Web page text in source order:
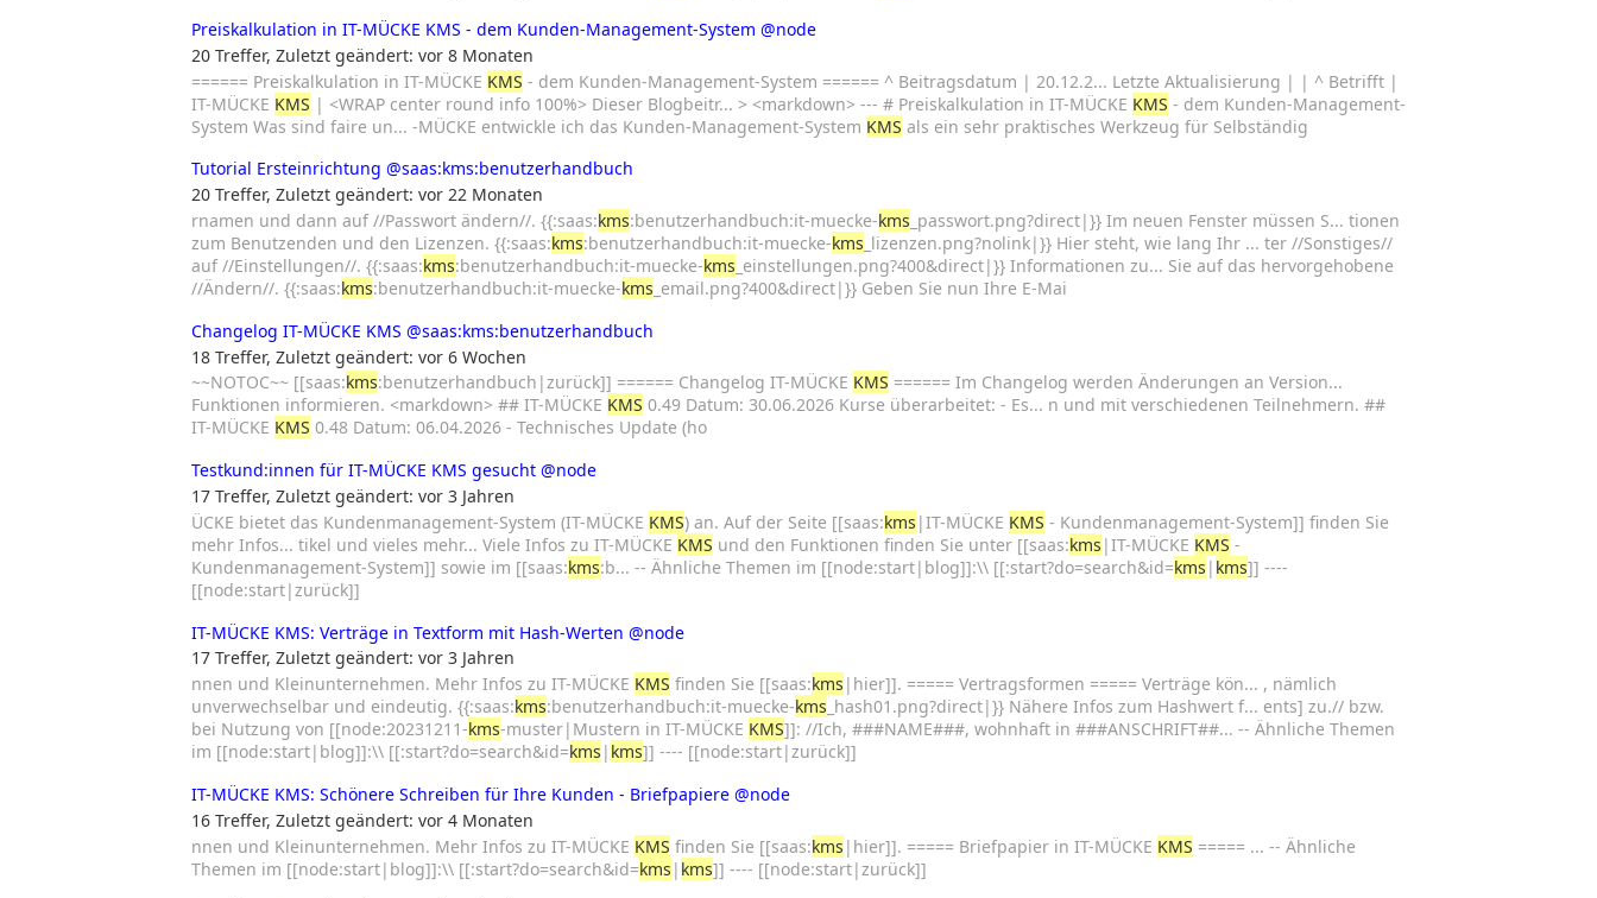
Preiskalkulation in IT-MÜCKE KMS - dem Kunden-Management-System @node
20 Treffer, Zuletzt geändert: vor 8 Monaten
====== Preiskalkulation in IT-MÜCKE KMS - dem Kunden-Management-System ====== ^ Beitragsdatum | 20.12.2... Letzte Aktualisierung | | ^ Betrifft |
IT-MÜCKE KMS | <WRAP center round info 100%> Dieser Blogbeitr... > <markdown> --- # Preiskalkulation in IT-MÜCKE KMS - dem Kunden-Management-
System Was sind faire un... -MÜCKE entwickle ich das Kunden-Management-System KMS als ein sehr praktisches Werkzeug für Selbständig
Tutorial Ersteinrichtung @saas:kms:benutzerhandbuch
20 Treffer, Zuletzt geändert: vor 22 Monaten
rnamen und dann auf //Passwort ändern//. {{:saas:kms:benutzerhandbuch:it-muecke-kms _passwort.png?direct|}} Im neuen Fenster müssen S... tionen
zum Benutzenden und den Lizenzen. {{:saas:kms:benutzerhandbuch:it-muecke-kms _lizenzen.png?nolink|}} Hier steht, wie lang Ihr ... ter //Sonstiges//
auf //Einstellungen//. {{:saas:kms:benutzerhandbuch:it-muecke-kms _einstellungen.png?400&direct|}} Informationen zu... Sie auf das hervorgehobene
//Ändern//. {{:saas:kms:benutzerhandbuch:it-muecke-kms _email.png?400&direct|}} Geben Sie nun Ihre E-Mai
Changelog IT-MÜCKE KMS @saas:kms:benutzerhandbuch
18 Treffer, Zuletzt geändert: vor 6 Wochen
~~NOTOC~~ [[saas:kms:benutzerhandbuch|zurück]] ====== Changelog IT-MÜCKE KMS ====== Im Changelog werden Änderungen an Version...
Funktionen informieren. <markdown> ## IT-MÜCKE KMS 0.49 Datum: 30.06.2026 Kurse überarbeitet: - Es... n und mit verschiedenen Teilnehmern. ##
IT-MÜCKE KMS 0.48 Datum: 06.04.2026 - Technisches Update (ho
Testkund:innen für IT-MÜCKE KMS gesucht @node
17 Treffer, Zuletzt geändert: vor 3 Jahren
ÜCKE bietet das Kundenmanagement-System (IT-MÜCKE KMS) an. Auf der Seite [[saas:kms |IT-MÜCKE KMS - Kundenmanagement-System]] finden Sie
mehr Infos... tikel und vieles mehr... Viele Infos zu IT-MÜCKE KMS und den Funktionen finden Sie unter [[saas:kms |IT-MÜCKE KMS -
Kundenmanagement-System]] sowie im [[saas:kms:b... -- Ähnliche Themen im [[node:start|blog]]:\\ [[:start?do=search&id=kms | kms]] ----
[[node:start|zurück]]
IT-MÜCKE KMS: Verträge in Textform mit Hash-Werten @node
17 Treffer, Zuletzt geändert: vor 3 Jahren
nnen und Kleinunternehmen. Mehr Infos zu IT-MÜCKE KMS finden Sie [[saas:kms |hier]]. ===== Vertragsformen ===== Verträge kön... , nämlich
unverwechselbar und eindeutig. {{:saas:kms:benutzerhandbuch:it-muecke-kms _hash01.png?direct|}} Nähere Infos zum Hashwert f... ents] zu.// bzw.
bei Nutzung von [[node:20231211-kms-muster|Mustern in IT-MÜCKE KMS]]: //Ich, ###NAME###, wohnhaft in ###ANSCHRIFT##... -- Ähnliche Themen
im [[node:start|blog]]:\\ [[:start?do=search&id=kms | kms]] ---- [[node:start|zurück]]
IT-MÜCKE KMS: Schönere Schreiben für Ihre Kunden - Briefpapiere @node
16 Treffer, Zuletzt geändert: vor 4 Monaten
nnen und Kleinunternehmen. Mehr Infos zu IT-MÜCKE KMS finden Sie [[saas:kms |hier]]. ===== Briefpapier in IT-MÜCKE KMS ===== ... -- Ähnliche
Themen im [[node:start|blog]]:\\ [[:start?do=search&id=kms | kms]] ---- [[node:start|zurück]]